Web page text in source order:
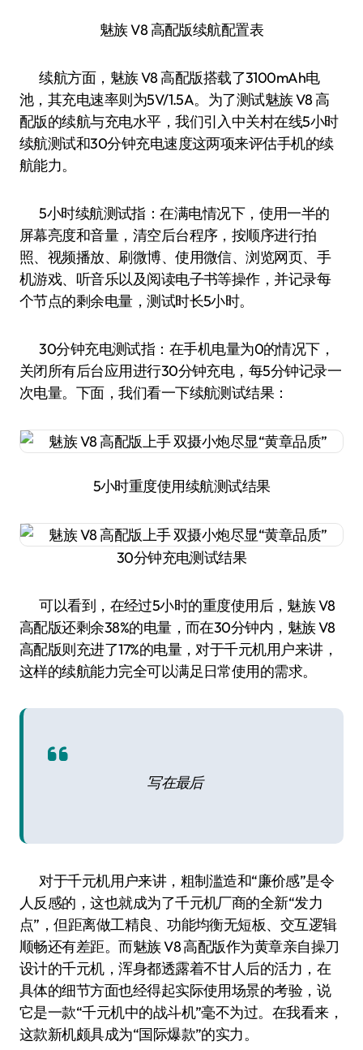
魅族 V8 高配版续航配置表
续航方面，魅族 V8 高配版搭载了3100mAh电
池，其充电速率则为5V/1.5A。为了测试魅族 V8 高
配版的续航与充电水平，我们引入中关村在线5小时
续航测试和30分钟充电速度这两项来评估手机的续
航能力。
5小时续航测试指：在满电情况下，使用一半的
屏幕亮度和音量，清空后台程序，按顺序进行拍
照、视频播放、刷微博、使用微信、浏览网页、手
机游戏、听音乐以及阅读电子书等操作，并记录每
个节点的剩余电量，测试时长5小时。
30分钟充电测试指：在手机电量为0的情况下，
关闭所有后台应用进行30分钟充电，每5分钟记录一
次电量。下面，我们看一下续航测试结果：
5小时重度使用续航测试结果
30分钟充电测试结果
可以看到，在经过5小时的重度使用后，魅族 V8
高配版还剩余38%的电量，而在30分钟内，魅族 V8
高配版则充进了17%的电量，对于千元机用户来讲，
这样的续航能力完全可以满足日常使用的需求。
写在最后
对于千元机用户来讲，粗制滥造和“廉价感”是令
人反感的，这也就成为了千元机厂商的全新“发力
点”，但距离做工精良、功能均衡无短板、交互逻辑
顺畅还有差距。而魅族 V8 高配版作为黄章亲自操刀
设计的千元机，浑身都透露着不甘人后的活力，在
具体的细节方面也经得起实际使用场景的考验，说
它是一款“千元机中的战斗机”毫不为过。在我看来，
这款新机颇具成为“国际爆款”的实力。